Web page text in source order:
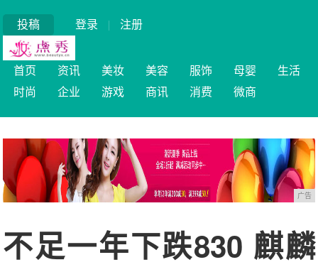
投稿 登录 | 注册
首页 资讯 美妆 美容 服饰 母婴
生活
时尚
企业 游戏 商讯 消费 微商
广告
不足一年下跌830 麒麟